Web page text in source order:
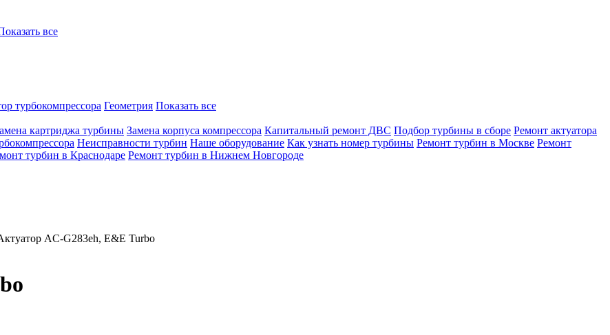
все
турбокомпрессора Геометрия Показать все
картриджа турбины Замена корпуса компрессора Капитальный ремонт ДВС Подбор турбины в сборе Ремонт актуатора
Неисправности турбин Наше оборудование Как узнать номер турбины Ремонт турбин в Москве Ремонт
турбин в Краснодаре Ремонт турбин в Нижнем Новгороде
AC-G283eh, E&E Turbo